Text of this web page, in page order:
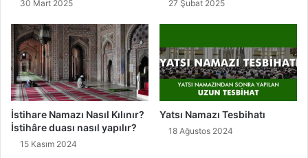
30 Mart 2025 27 Şubat 2025
İstihare Namazı Nasıl Kılınır?
İstihâre duası nasıl yapılır?
15 Kasım 2024
Yatsı Namazı Tesbihatı
18 Ağustos 2024